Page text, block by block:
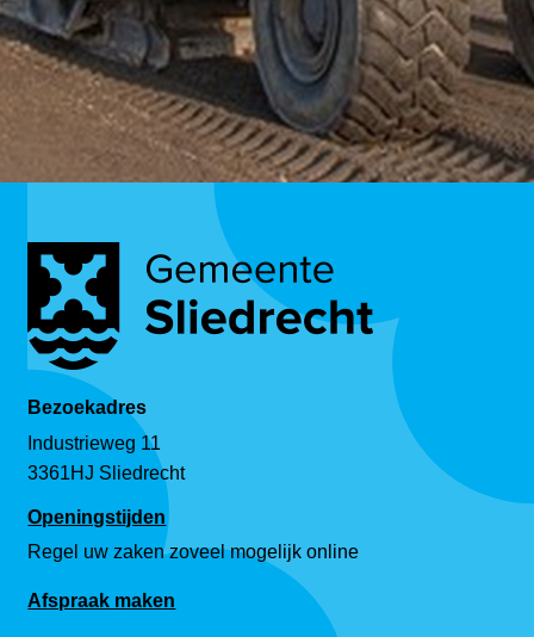
Bezoekadres
Industrieweg 11
3361HJ Sliedrecht
Openingstijden
Regel uw zaken zoveel mogelijk online
Afspraak maken